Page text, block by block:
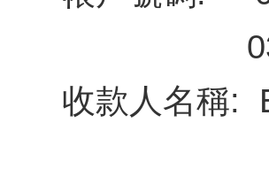
035-
收款人名稱: